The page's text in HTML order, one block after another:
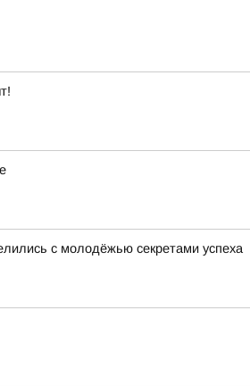
с молодёжью секретами успеха